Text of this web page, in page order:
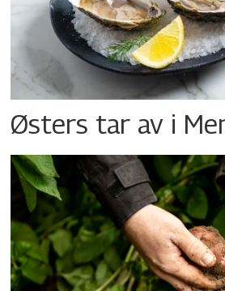
Østers tar av i